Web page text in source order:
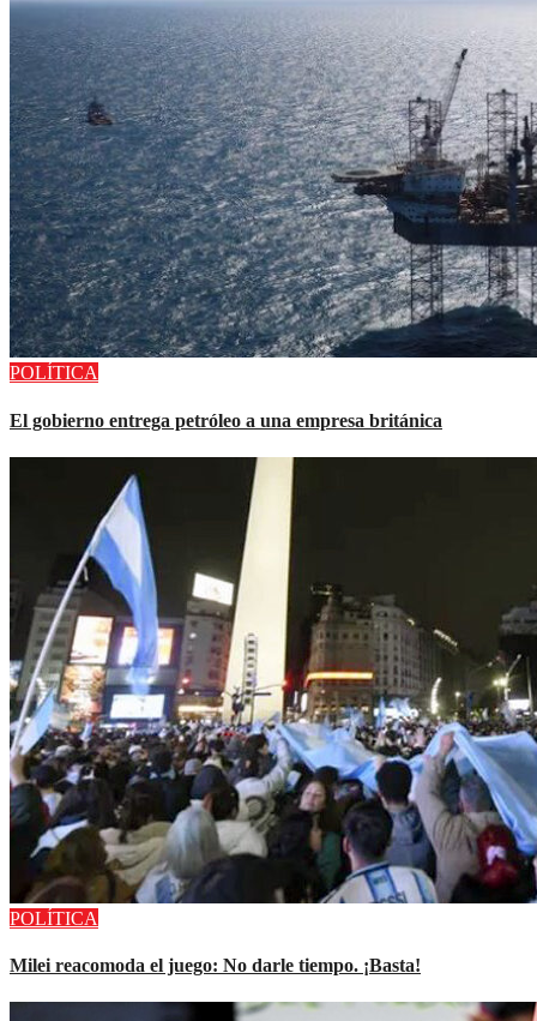
POLÍTICA
El gobierno entrega petróleo a una empresa británica
POLÍTICA
Milei reacomoda el juego: No darle tiempo. ¡Basta!